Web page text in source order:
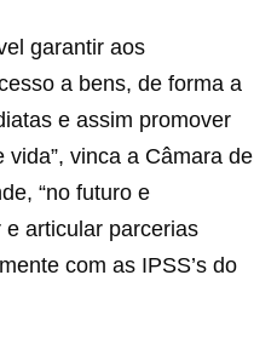
garantir aos
a bens, de forma a
e assim promover
vinca a Câmara de
“no futuro e
articular parcerias
com as IPSS’s do